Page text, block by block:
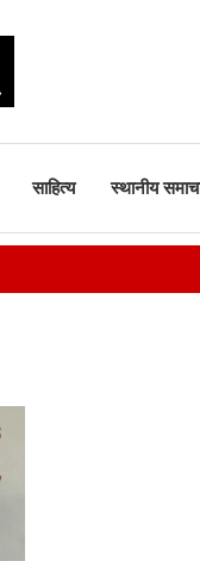
साहित्य स्थानीय